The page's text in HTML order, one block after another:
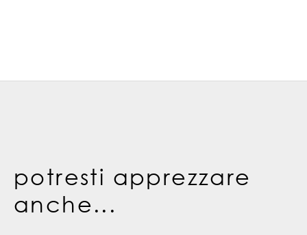
potresti apprezzare
anche...